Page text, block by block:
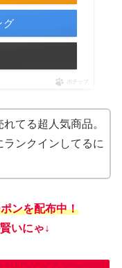
グ
ポチップ
てる超人気商品。
ンクインしてるに
ンを配布中！
いにゃ↓